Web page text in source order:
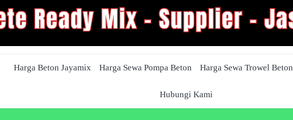
Harga Beton Jayamix Harga Sewa Pompa Beton Harga Sewa Trowel Beton
Hubungi Kami